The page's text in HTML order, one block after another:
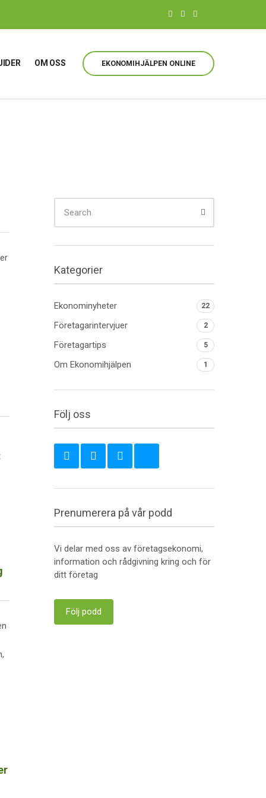
OM OSS EKONOMIHJÄLPEN ONLINE
Kategorier
Ekonominyheter 22
Företagarintervjuer 2
Företagartips 5
Om Ekonomihjälpen 1
Följ oss
Prenumerera på vår podd
Vi delar med oss av företagsekonomi,
information och rådgivning kring och för
ditt företag
Följ podd